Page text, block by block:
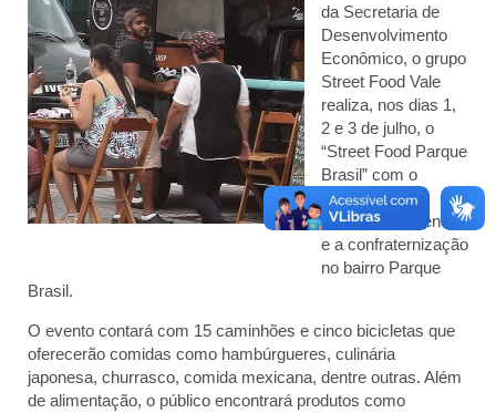
da Secretaria de
Desenvolvimento
Econômico, o grupo
Street Food Vale
realiza, nos dias 1,
2 e 3 de julho, o
“Street Food Parque
Brasil” com o
objetivo de
estimular as vendas
e a confraternização
no bairro Parque
Brasil.
O evento contará com 15 caminhões e cinco bicicletas que
oferecerão comidas como hambúrgueres, culinária
japonesa, churrasco, comida mexicana, dentre outras. Além
de alimentação, o público encontrará produtos como